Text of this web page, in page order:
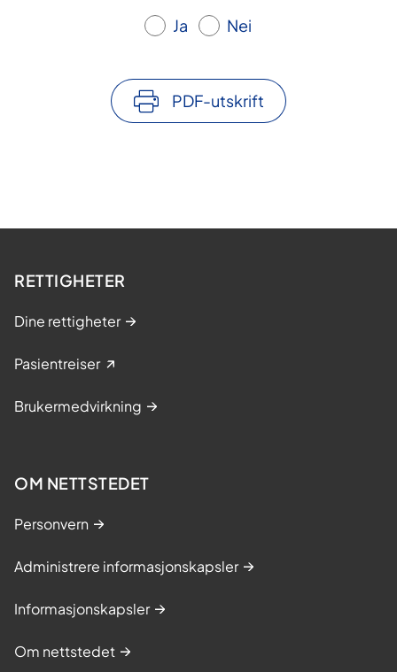
Ja Nei
PDF-utskrift
RETTIGHETER
Dine rettigheter
Pasientreiser
Brukermedvirkning
OM NETTSTEDET
Personvern
Administrere informasjonskapsler
Informasjonskapsler
Om nettstedet